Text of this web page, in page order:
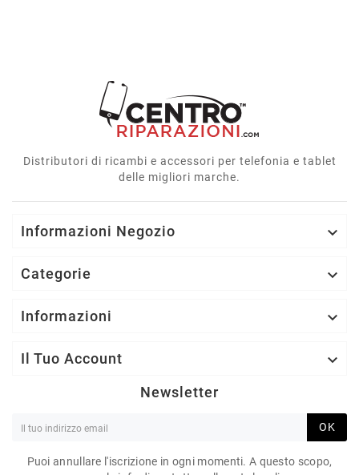
Distributori di ricambi e accessori per telefonia e tablet
delle migliori marche.
Informazioni Negozio 
Categorie 
Informazioni 
Il Tuo Account 
Newsletter
OK
Puoi annullare l'iscrizione in ogni momenti. A questo scopo,